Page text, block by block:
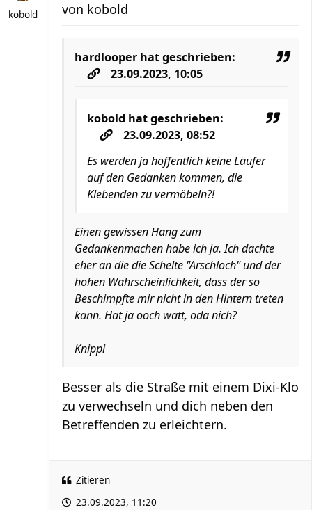
kobold von kobold
hardlooper hat geschrieben:
23.09.2023, 10:05
kobold hat geschrieben:
23.09.2023, 08:52
Es werden ja hoffentlich keine Läufer
auf den Gedanken kommen, die
Klebenden zu vermöbeln?!
Einen gewissen Hang zum
Gedankenmachen habe ich ja. Ich dachte
eher an die die Schelte "Arschloch" und der
hohen Wahrscheinlichkeit, dass der so
Beschimpfte mir nicht in den Hintern treten
kann. Hat ja ooch watt, oda nich?
Knippi
Besser als die Straße mit einem Dixi-Klo
zu verwechseln und dich neben den
Betreffenden zu erleichtern.
Zitieren
23.09.2023, 11:20